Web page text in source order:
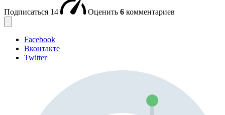
Подписаться 14 Оценить 6 комментариев
Facebook
Вконтакте
Twitter